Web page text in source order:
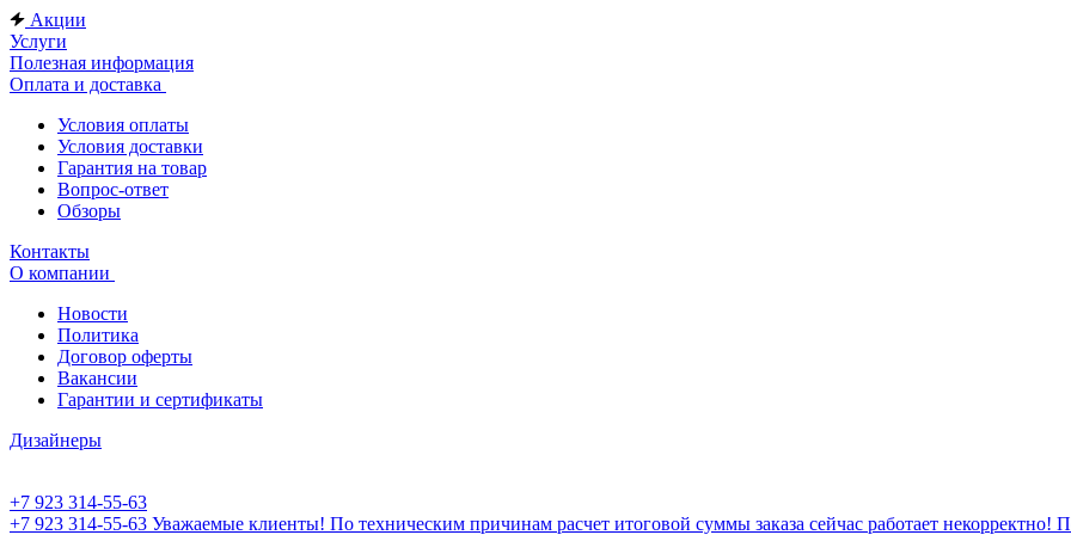
Акции
Услуги
Полезная информация
Оплата и доставка
Условия оплаты
Условия доставки
Гарантия на товар
Вопрос-ответ
Обзоры
Контакты
О компании
Новости
Политика
Договор оферты
Вакансии
Гарантии и сертификаты
Дизайнеры
+7 923 314-55-63
+7 923 314-55-63 Уважаемые клиенты! По техническим причинам расчет итоговой суммы заказа сейчас работает